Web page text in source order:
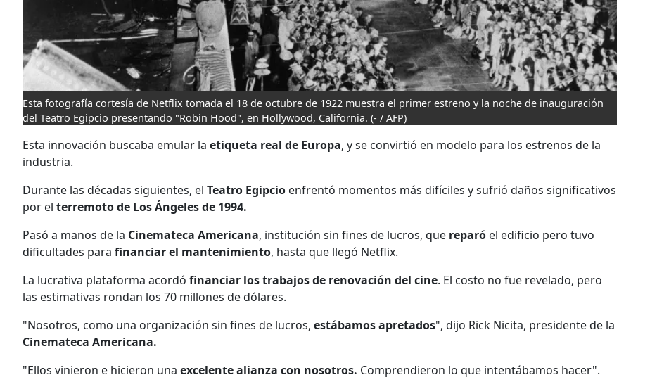
Esta fotografía cortesía de Netflix tomada el 18 de octubre de 1922 muestra el primer estreno y la noche de inauguración
del Teatro Egipcio presentando "Robin Hood", en Hollywood, California. (- / AFP)
Esta innovación buscaba emular la etiqueta real de Europa, y se convirtió en modelo para los estrenos de la
industria.
Durante las décadas siguientes, el Teatro Egipcio enfrentó momentos más difíciles y sufrió daños significativos
por el terremoto de Los Ángeles de 1994.
Pasó a manos de la Cinemateca Americana, institución sin fines de lucros, que reparó el edificio pero tuvo
dificultades para financiar el mantenimiento, hasta que llegó Netflix.
La lucrativa plataforma acordó financiar los trabajos de renovación del cine. El costo no fue revelado, pero
las estimativas rondan los 70 millones de dólares.
"Nosotros, como una organización sin fines de lucros, estábamos apretados", dijo Rick Nicita, presidente de la
Cinemateca Americana.
"Ellos vinieron e hicieron una excelente alianza con nosotros. Comprendieron lo que intentábamos hacer".